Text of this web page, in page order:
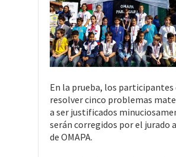
En la prueba, los participantes
resolver cinco problemas
a ser justificados
serán corregidos por el jurado
de OMAPA.